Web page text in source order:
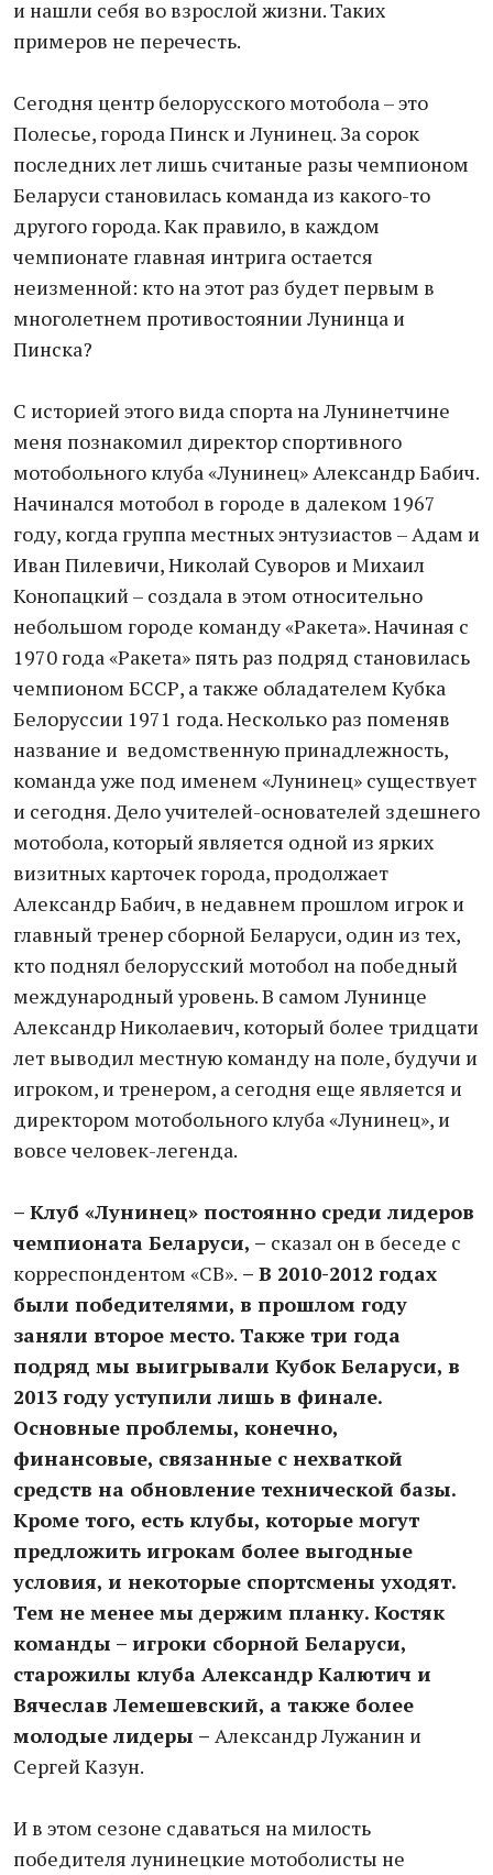
и нашли себя во взрослой жизни. Таких
примеров не перечесть.
Сегодня центр белорусского мотобола – это
Полесье, города Пинск и Лунинец. За сорок
последних лет лишь считаные разы чемпионом
Беларуси становилась команда из какого-то
другого города. Как правило, в каждом
чемпионате главная интрига остается
неизменной: кто на этот раз будет первым в
многолетнем противостоянии Лунинца и
Пинска?
С историей этого вида спорта на Лунинетчине
меня познакомил директор спортивного
мотобольного клуба «Лунинец» Александр Бабич.
Начинался мотобол в городе в далеком 1967
году, когда группа местных энтузиастов – Адам и
Иван Пилевичи, Николай Суворов и Михаил
Конопацкий – создала в этом относительно
небольшом городе команду «Ракета». Начиная с
1970 года «Ракета» пять раз подряд становилась
чемпионом БССР, а также обладателем Кубка
Белоруссии 1971 года. Несколько раз поменяв
название и ведомственную принадлежность,
команда уже под именем «Лунинец» существует
и сегодня. Дело учителей-основателей здешнего
мотобола, который является одной из ярких
визитных карточек города, продолжает
Александр Бабич, в недавнем прошлом игрок и
главный тренер сборной Беларуси, один из тех,
кто поднял белорусский мотобол на победный
международный уровень. В самом Лунинце
Александр Николаевич, который более тридцати
лет выводил местную команду на поле, будучи и
игроком, и тренером, а сегодня еще является и
директором мотобольного клуба «Лунинец», и
вовсе человек-легенда.
– Клуб «Лунинец» постоянно среди лидеров
чемпионата Беларуси, – сказал он в беседе с
корреспондентом «СВ». – В 2010-2012 годах
были победителями, в прошлом году
заняли второе место. Также три года
подряд мы выигрывали Кубок Беларуси, в
2013 году уступили лишь в финале.
Основные проблемы, конечно,
финансовые, связанные с нехваткой
средств на обновление технической базы.
Кроме того, есть клубы, которые могут
предложить игрокам более выгодные
условия, и некоторые спортсмены уходят.
Тем не менее мы держим планку. Костяк
команды – игроки сборной Беларуси,
старожилы клуба Александр Калютич и
Вячеслав Лемешевский, а также более
молодые лидеры – Александр Лужанин и
Сергей Казун.
И в этом сезоне сдаваться на милость
победителя лунинецкие мотоболисты не